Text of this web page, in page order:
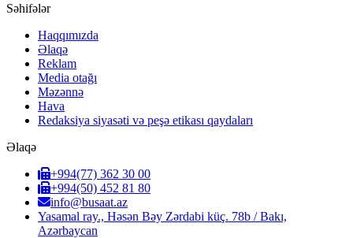
Səhifələr
Haqqımızda
Əlaqə
Reklam
Media otağı
Məzənnə
Hava
Redaksiya siyasəti və peşə etikası qaydaları
Əlaqə
+994(77) 362 30 00
+994(50) 452 81 80
info@busaat.az
Yasamal ray., Həsən Bəy Zərdabi küç. 78b / Bakı,
Azərbaycan